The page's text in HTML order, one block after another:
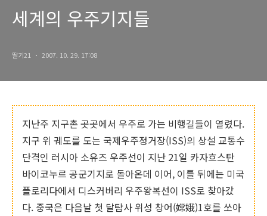
세계의 우주기지들
딸기21 2007. 10. 29. 17:08
지난주 지구촌 곳곳에서 우주로 가는 비행길들이 열렸다.
지구 위 궤도를 도는 국제우주정거장(ISS)의 상설 교통수
단격인 러시아 소유즈 우주선이 지난 21일 카자흐스탄
바이코누르 공군기지로 돌아온데 이어, 이틀 뒤에는 미국
플로리다에서 디스커버리 우주왕복선이 ISS로 찾아갔
다. 중국은 다음날 첫 달탐사 위성 창어(嫦娥)1호를 쏘아